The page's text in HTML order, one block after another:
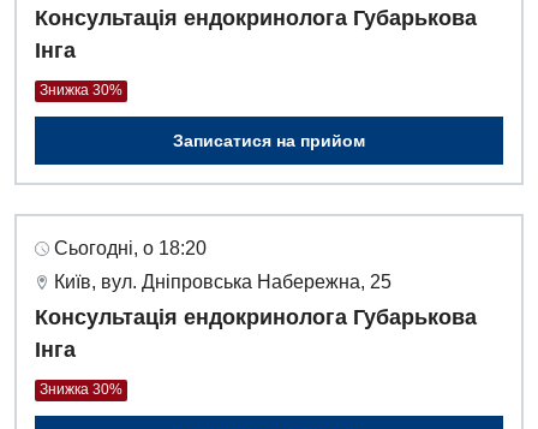
Консультація ендокринолога Губарькова
Інга
Знижка 30%
Записатися на прийом
Сьогодні, о 18:20
Київ, вул. Дніпровська Набережна, 25
Консультація ендокринолога Губарькова
Інга
Знижка 30%